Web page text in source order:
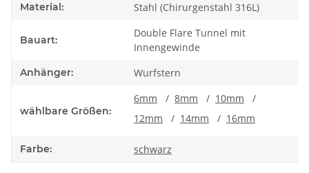
Material: Stahl (Chirurgenstahl 316L)
Bauart:
Double Flare Tunnel mit
Innengewinde
Anhänger: Wurfstern
wählbare Größen:
6mm / 8mm / 10mm
/
12mm
/ 14mm / 16mm
Farbe: schwarz